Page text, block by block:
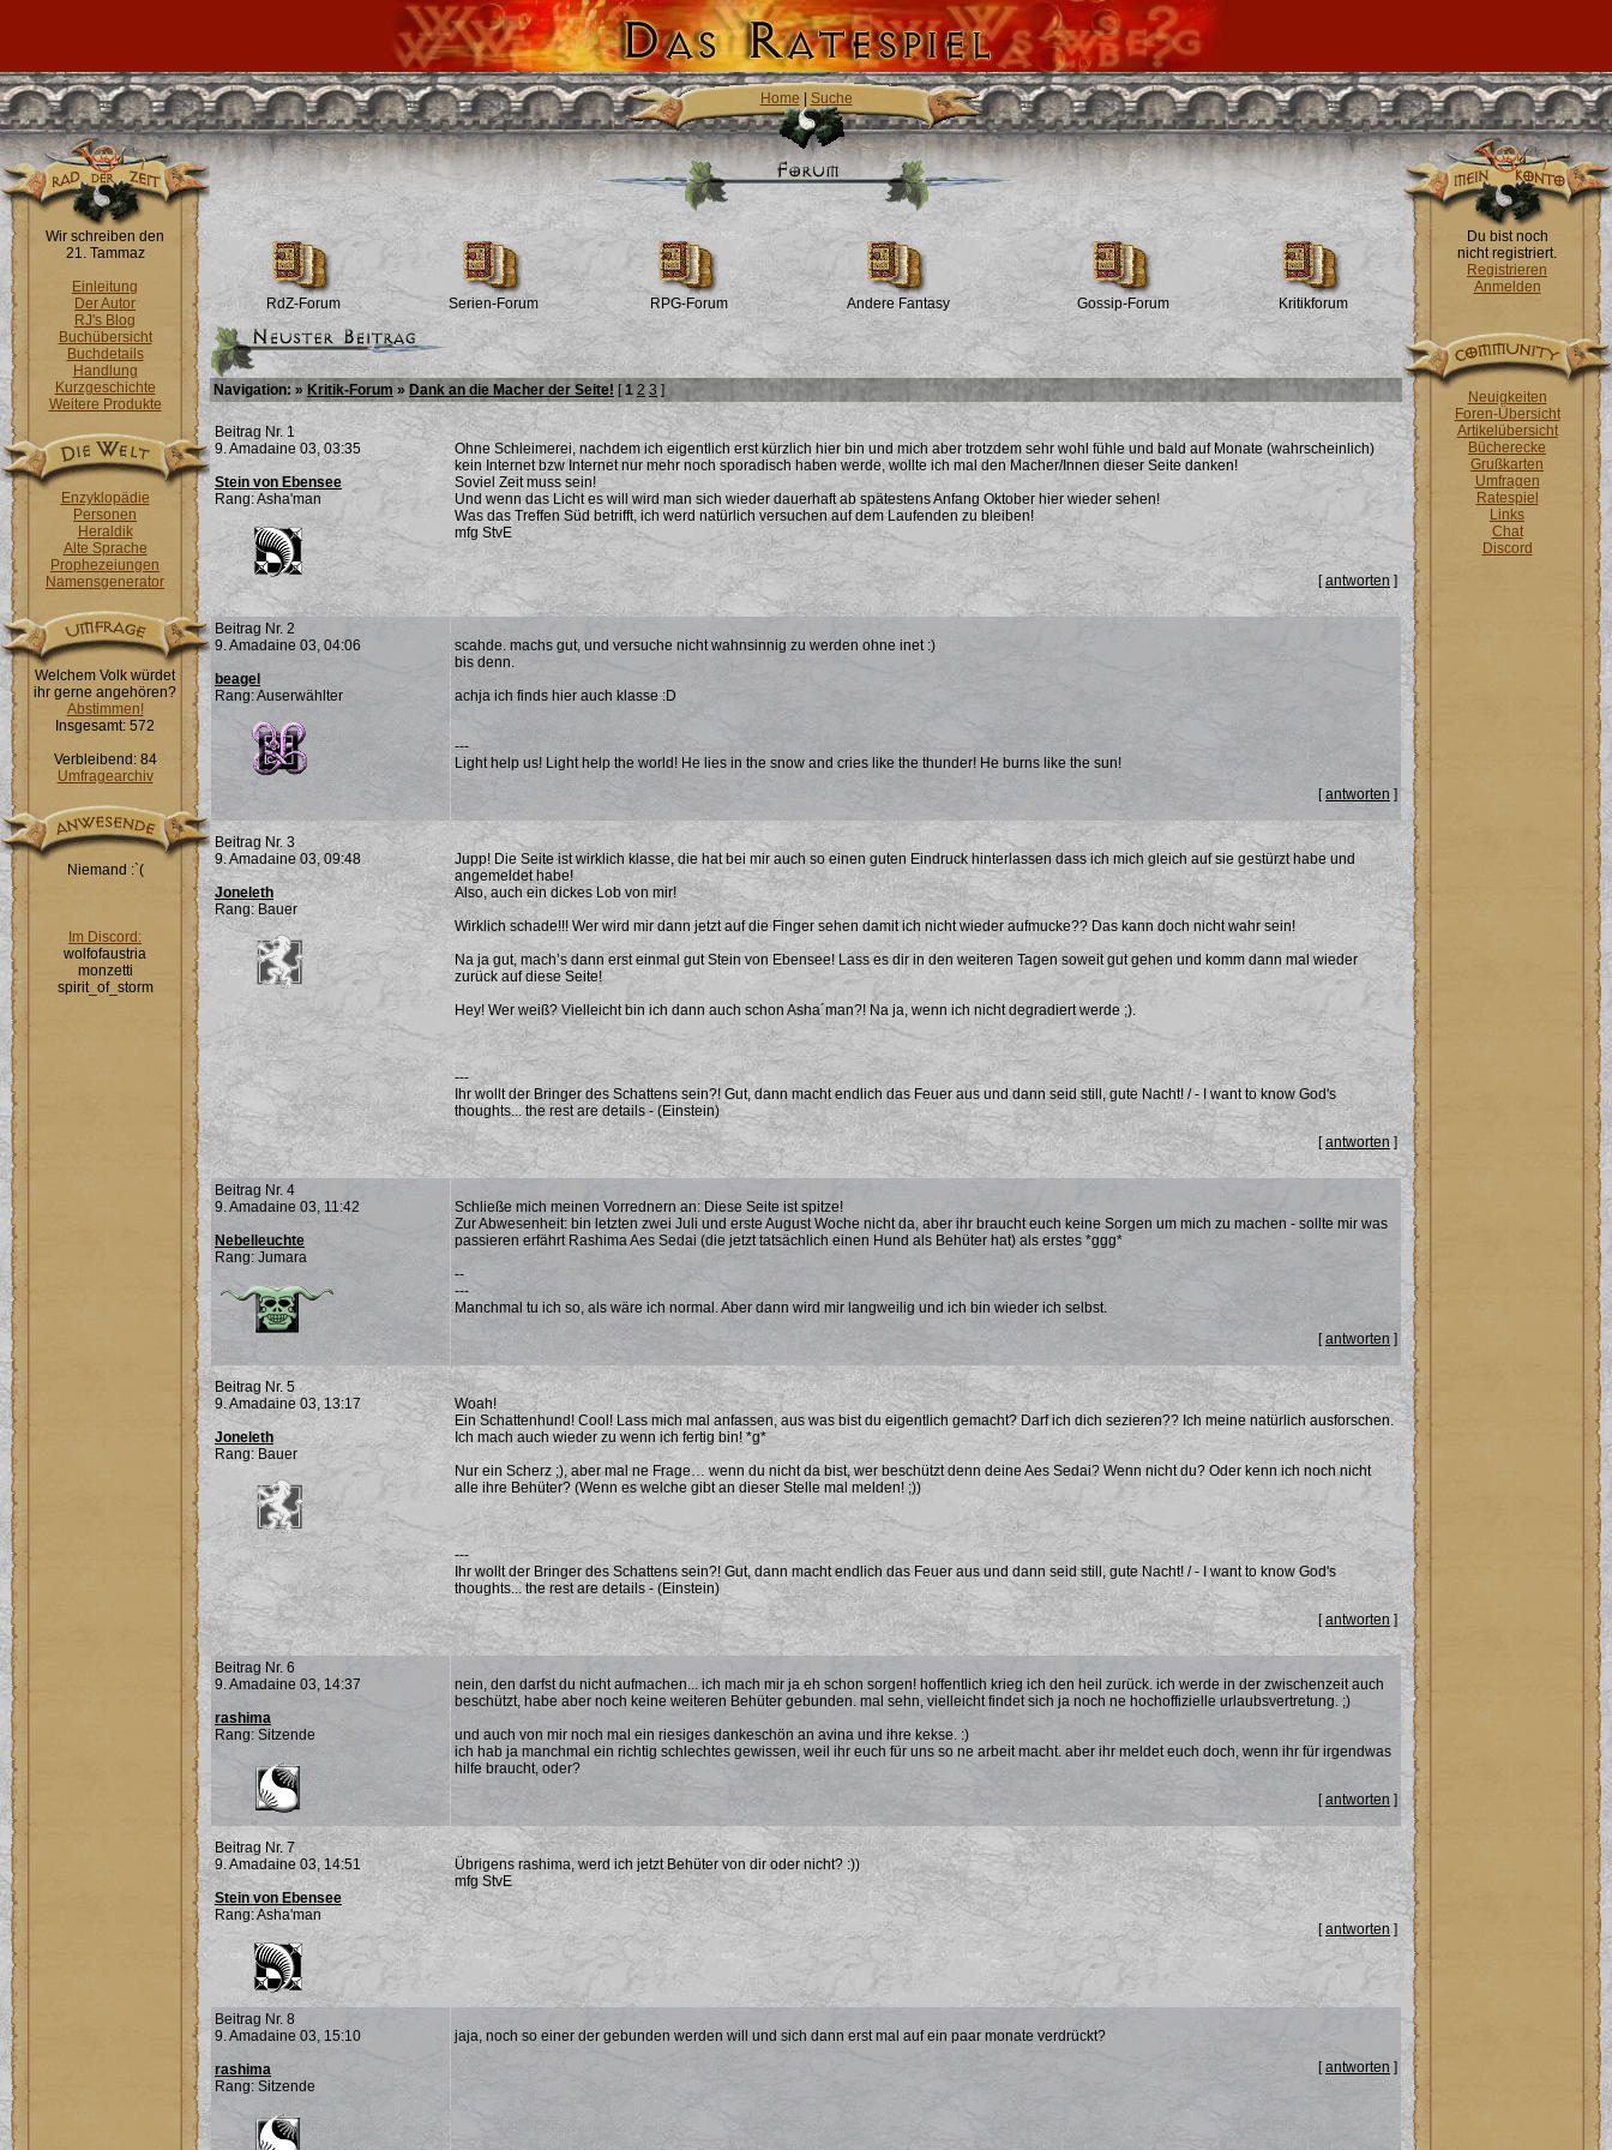
Home Suche
Wir schreiben den
21. Tammaz
Einleitung
Der Autor
RJ's Blog
Buchübersicht
Buchdetails
Handlung
Kurzgeschichte
Weitere Produkte
Enzyklopädie
Personen
Heraldik
Alte Sprache
Prophezeiungen
Namensgenerator
Welchem Volk würdet
ihr gerne angehören?
Abstimmen!
Insgesamt: 572
Verbleibend: 84
Umfragearchiv
Niemand :`(
Im Discord:
wolfofaustria
monzetti
spirit_of_storm
RdZ-Forum Serien-Forum RPG-Forum Andere Fantasy Gossip-Forum Kritikforum
Navigation: » Kritik-Forum » Dank an die Macher der Seite! [1 2 3 ]
Beitrag Nr. 1
9. Amadaine 03, 03:35
Stein von Ebensee
Rang: Asha'man
Ohne Schleimerei, nachdem ich eigentlich erst kürzlich hier bin und mich aber trotzdem sehr wohl fühle und bald auf Monate (wahrscheinlich)
kein Internet bzw Internet nur mehr noch sporadisch haben werde, wollte ich mal den Macher/Innen dieser Seite danken!
Soviel Zeit muss sein!
Und wenn das Licht es will wird man sich wieder dauerhaft ab spätestens Anfang Oktober hier wieder sehen!
Was das Treffen Süd betrifft, ich werd natürlich versuchen auf dem Laufenden zu bleiben!
mfg StvE
[antworten ]
Beitrag Nr. 2
9. Amadaine 03, 04:06
beagel
Rang: Auserwählter
scahde. machs gut, und versuche nicht wahnsinnig zu werden ohne inet :)
bis denn.
achja ich finds hier auch klasse :D
---
Light help us! Light help the world! He lies in the snow and cries like the thunder! He burns like the sun!
[antworten ]
Beitrag Nr. 3
9. Amadaine 03, 09:48
Joneleth
Rang: Bauer
Jupp! Die Seite ist wirklich klasse, die hat bei mir auch so einen guten Eindruck hinterlassen dass ich mich gleich auf sie gestürzt habe und
angemeldet habe!
Also, auch ein dickes Lob von mir!
Wirklich schade!!! Wer wird mir dann jetzt auf die Finger sehen damit ich nicht wieder aufmucke?? Das kann doch nicht wahr sein!
Na ja gut, mach’s dann erst einmal gut Stein von Ebensee! Lass es dir in den weiteren Tagen soweit gut gehen und komm dann mal wieder
zurück auf diese Seite!
Hey! Wer weiß? Vielleicht bin ich dann auch schon Asha´man?! Na ja, wenn ich nicht degradiert werde ;).
---
Ihr wollt der Bringer des Schattens sein?! Gut, dann macht endlich das Feuer aus und dann seid still, gute Nacht! / - I want to know God's
thoughts... the rest are details - (Einstein)
[antworten ]
Beitrag Nr. 4
9. Amadaine 03, 11:42
Nebelleuchte
Rang: Jumara
Schließe mich meinen Vorrednern an: Diese Seite ist spitze!
Zur Abwesenheit: bin letzten zwei Juli und erste August Woche nicht da, aber ihr braucht euch keine Sorgen um mich zu machen - sollte mir was
passieren erfährt Rashima Aes Sedai (die jetzt tatsächlich einen Hund als Behüter hat) als erstes *ggg*
--
---
Manchmal tu ich so, als wäre ich normal. Aber dann wird mir langweilig und ich bin wieder ich selbst.
[antworten ]
Beitrag Nr. 5
9. Amadaine 03, 13:17
Joneleth
Rang: Bauer
Woah!
Ein Schattenhund! Cool! Lass mich mal anfassen, aus was bist du eigentlich gemacht? Darf ich dich sezieren?? Ich meine natürlich ausforschen.
Ich mach auch wieder zu wenn ich fertig bin! *g*
Nur ein Scherz ;), aber mal ne Frage… wenn du nicht da bist, wer beschützt denn deine Aes Sedai? Wenn nicht du? Oder kenn ich noch nicht
alle ihre Behüter? (Wenn es welche gibt an dieser Stelle mal melden! ;))
---
Ihr wollt der Bringer des Schattens sein?! Gut, dann macht endlich das Feuer aus und dann seid still, gute Nacht! / - I want to know God's
thoughts... the rest are details - (Einstein)
[antworten]
Beitrag Nr. 6
9. Amadaine 03, 14:37
rashima
Rang: Sitzende
nein, den darfst du nicht aufmachen... ich mach mir ja eh schon sorgen! hoffentlich krieg ich den heil zurück. ich werde in der zwischenzeit auch
beschützt, habe aber noch keine weiteren Behüter gebunden. mal sehn, vielleicht findet sich ja noch ne hochoffizielle urlaubsvertretung. ;)
und auch von mir noch mal ein riesiges dankeschön an avina und ihre kekse. :)
ich hab ja manchmal ein richtig schlechtes gewissen, weil ihr euch für uns so ne arbeit macht. aber ihr meldet euch doch, wenn ihr für irgendwas
hilfe braucht, oder?
[antworten ]
Beitrag Nr. 7
9. Amadaine 03, 14:51
Stein von Ebensee
Rang: Asha'man
Übrigens rashima, werd ich jetzt Behüter von dir oder nicht? :))
mfg StvE
[antworten]
Beitrag Nr. 8
9. Amadaine 03, 15:10
rashima
Rang: Sitzende
jaja, noch so einer der gebunden werden will und sich dann erst mal auf ein paar monate verdrückt?
[antworten ]
Du bist noch
nicht registriert.
Registrieren
Anmelden
Neuigkeiten
Foren-Übersicht
Artikelübersicht
Bücherecke
Grußkarten
Umfragen
Ratespiel
Links
Chat
Discord